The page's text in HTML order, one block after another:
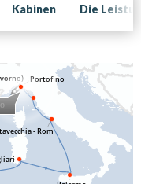
Kabinen Die